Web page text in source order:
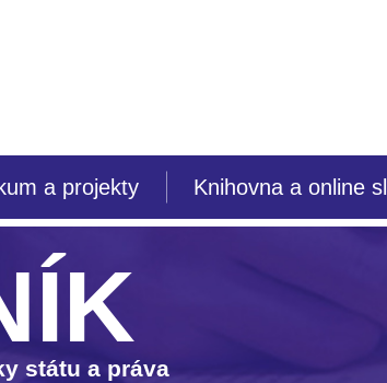
a projekty Knihovna a online
státu a práva